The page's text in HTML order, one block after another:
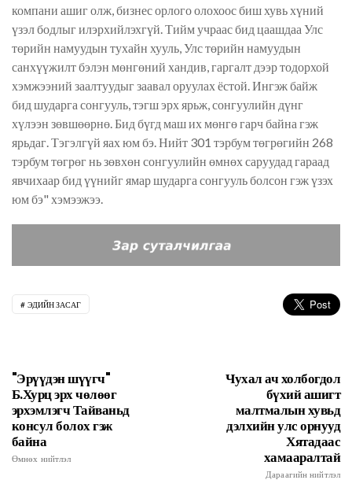
компани ашиг олж, бизнес орлого олохоос биш хувь хүний
үзэл бодлыг илэрхийлэхгүй. Тийм учраас бид цаашдаа Улс
төрийн намуудын тухайн хууль, Улс төрийн намуудын
санхүүжилт бэлэн мөнгөний хандив, гаргалт дээр тодорхой
хэмжээний заалтуудыг заавал оруулах ёстой. Ингэж байж
бидшударга сонгууль, тэгш эрх ярьж, сонгуулийн дүнг
хүлээн зөвшөөрнө. Бид бүгд маш их мөнгө гарч байна гэж
ярьдаг. Тэгэлгүй яах юм бэ. Нийт 301 тэрбумтөгрөгийн 268
тэрбум төгрөг нь зөвхөн сонгуулийн өмнөх саруудад гараад
явчихаар бид үүнийг ямаршударга сонгууль болсон гэж үзэх
юм бэ" хэмээжээ.
ЭДИЙН ЗАСАГ
"Эрүүдэн шүүгч"
Б.Хурц эрх чөлөөг
эрхэмлэгч Тайваньд
консул болох гэж
байна
Өмнөх нийтлэл
Чухал ач холбогдол
бүхий ашигт
малтмалын хувьд
дэлхийн улс орнууд
Хятадаас
хамааралтай
Дараагийн нийтлэл